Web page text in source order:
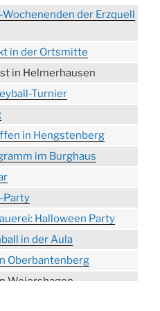
der Erzquell
in der Ortsmitte
in Helmerhausen
Turnier
in Hengstenberg
im Burghaus
Halloween Party
in der Aula
Oberbantenberg
Weiershagen